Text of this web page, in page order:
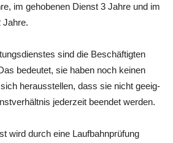
im geho­be­nen Dienst 3 Jah­re und im
Jahre.
sind die Beschäf­tig­ten
bedeu­tet, sie haben noch kei­nen
her­aus­stel­len, dass sie nicht geeig­
jeder­zeit been­det werden.
wird durch eine Lauf­bahn­prü­fung